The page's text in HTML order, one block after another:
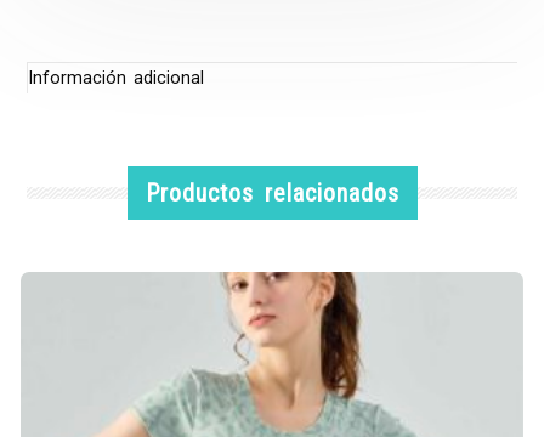
Información adicional
Productos relacionados